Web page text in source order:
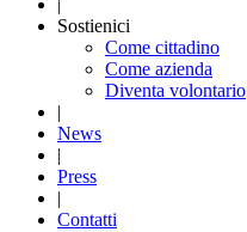
|
Sostienici
Come cittadino
Come azienda
Diventa volontario
|
News
|
Press
|
Contatti